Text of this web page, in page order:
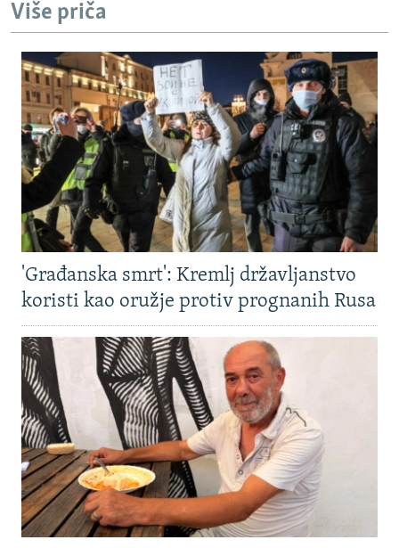
Više priča
'Građanska smrt': Kremlj državljanstvo
koristi kao oružje protiv prognanih Rusa